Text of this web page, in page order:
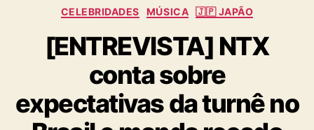
A
C
t
e
g
o
r
i
CELEBRIDADES MÚSICA 🇯🇵 JAPÃO
[ENTREVISTA] NTX
conta sobre
expectativas da turnê no